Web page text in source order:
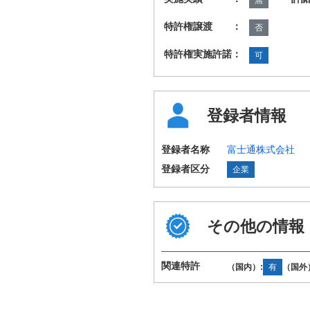
特許権譲渡 ： 否
特許権実施許諾： 可
登録者情報
登録者名称
富士通株式会社
登録者区分
企業
その他の情報
関連特許 （国内）: 有 （国